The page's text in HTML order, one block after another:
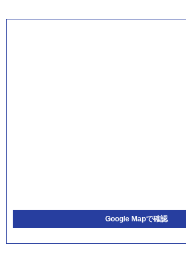
Google Mapで確認